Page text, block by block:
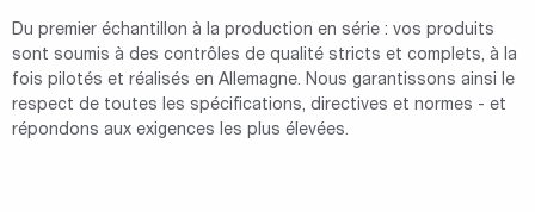
Du premier échantillon à la production en série : vos produits
sont soumis à des contrôles de qualité stricts et complets, à la
fois pilotés et réalisés en Allemagne. Nous garantissons ainsi le
respect de toutes les spécifications, directives et normes - et
répondons aux exigences les plus élevées.